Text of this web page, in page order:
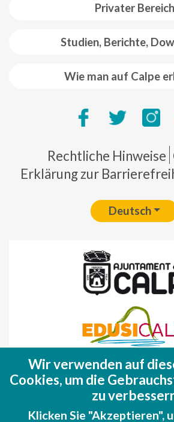
Privater Bereich
Studien, Berichte,
Wie man auf Calpe
Pie
Rechtliche Hinweise
Erklärung zur
Deutsch
Fondo Europeo de Desarrollo
(FEDER)
Una manera de
Wir verwenden auf
Cookies, um die
zu
Klicken Sie "Akzeptieren",